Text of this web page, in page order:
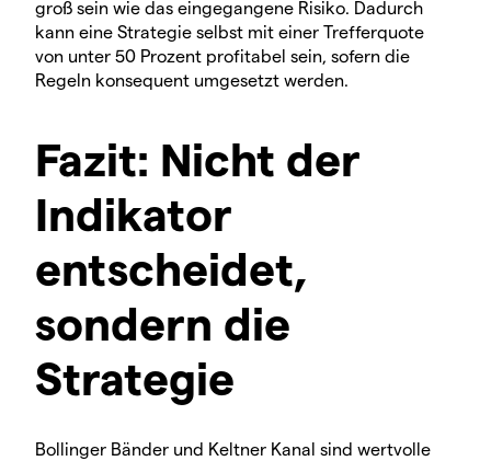
groß sein wie das eingegangene Risiko. Dadurch
kann eine Strategie selbst mit einer Trefferquote
von unter 50 Prozent profitabel sein, sofern die
Regeln konsequent umgesetzt werden.
Fazit: Nicht der
Indikator
entscheidet,
sondern die
Strategie
Bollinger Bänder und Keltner Kanal sind wertvolle